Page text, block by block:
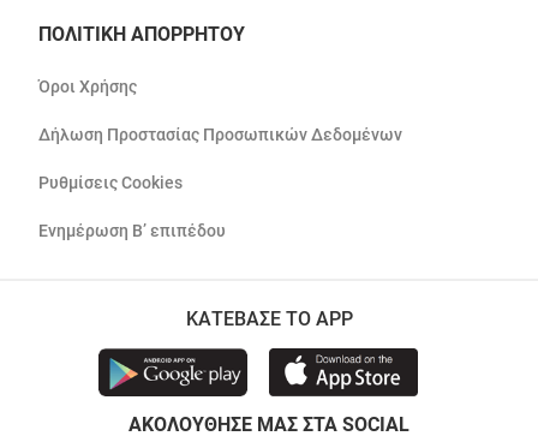
ΠΟΛΙΤΙΚΗ ΑΠΟΡΡΗΤΟΥ
Όροι Χρήσης
Δήλωση Προστασίας Προσωπικών Δεδομένων
Ρυθμίσεις Cookies
Ενημέρωση Β’ επιπέδου
ΚΑΤΕΒΑΣΕ ΤΟ APP
ΑΚΟΛΟΥΘΗΣΕ ΜΑΣ ΣΤΑ SOCIAL